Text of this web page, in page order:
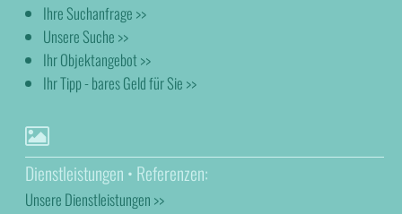
Ihre Suchanfrage >>
Unsere Suche >>
Ihr Objektangebot >>
Ihr Tipp - bares Geld für Sie >>
Dienstleistungen • Referenzen:
Unsere Dienstleistungen >>